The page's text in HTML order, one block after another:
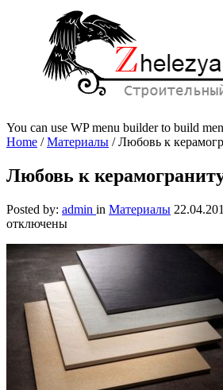
You can use WP menu builder to build
Home /Материалы /Любовь к
Любовь к
Posted by: admin in Материалы
отключены